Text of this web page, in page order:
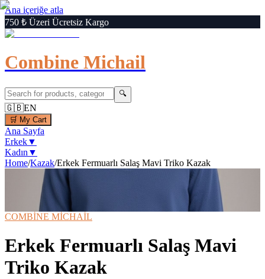
Ana içeriğe atla
750 ₺ Üzeri Ücretsiz Kargo
Combine Michail
🔍
🇬🇧EN
🛒 My Cart
Ana Sayfa
Erkek▼
Kadın ▼
Home/Kazak/Erkek Fermuarlı Salaş Mavi Triko Kazak
6 Büyüt
📦 Kargo Bedava
COMBİNE MİCHAİL
Erkek Fermuarlı Salaş Mavi
Triko Kazak